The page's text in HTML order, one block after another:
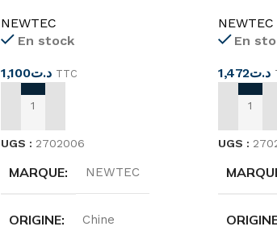
NEWTEC
En stock
د.ت1,100 TTC
AJOUTER AU PANIER
UGS : 2702006
MARQUE NEWTEC
ORIGINE Chine
NEWTEC
En
د.ت1,472
UGS :